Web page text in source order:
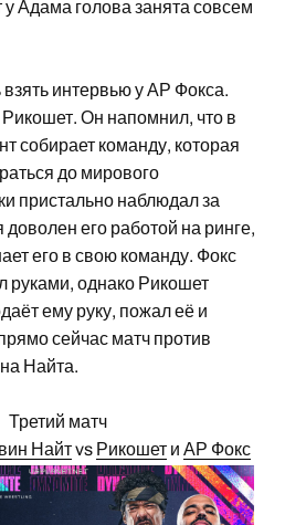
Адама голова занята совсем
интервью у АР Фокса.
Он напомнил, что в
собирает команду, которая
до мирового
пристально наблюдал за
доволен его работой на ринге,
его в свою команду. Фокс
руками, однако Рикошет
ему руку, пожал её и
сейчас матч против
Найта.
Третий матч
Найтvs Рикошет иАР Фокс